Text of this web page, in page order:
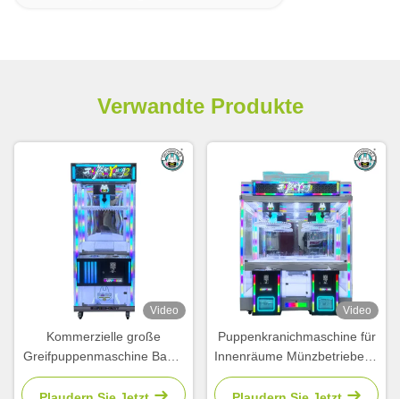
Verwandte Produkte
Video
Kommerzielle große
Greifpuppenmaschine Baby-
Snack-Münzgreifmaschine
Video
Puppenkranichmaschine für
Innenräume Münzbetriebene
Arcade-Spielmaschinen für
Kinder Spielzeugkranich